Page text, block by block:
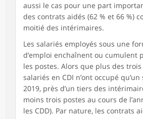
aussi le cas pour une part
des contrats aidés (62 % et 66 %)
moitié des intérimaires.
Les salariés employés sous une
d’emploi enchaînent ou cumulent
les postes. Alors que plus des
salariés en CDI n’ont occupé
2019, près d’un tiers des
moins trois postes au cours de
les CDD). Par nature, les contrats